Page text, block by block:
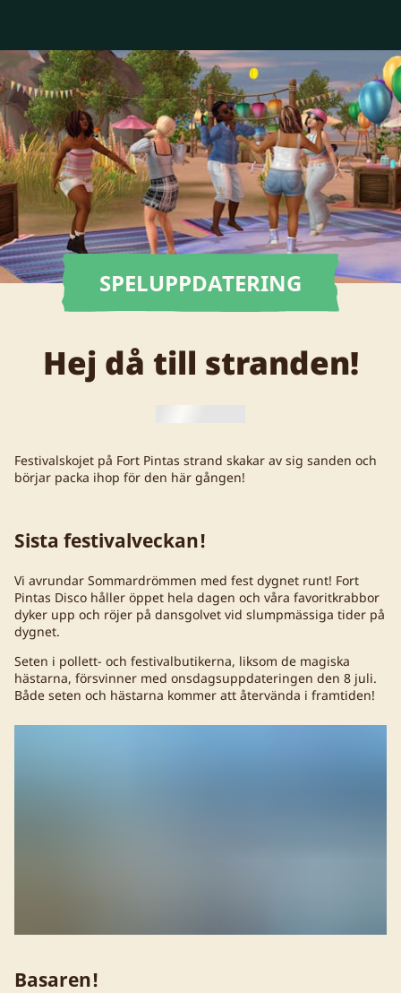
SPELUPPDATERING
Hej då till stranden!
Festivalskojet på Fort Pintas strand skakar av sig sanden och
börjar packa ihop för den här gången!
Sista festivalveckan!
Vi avrundar Sommardrömmen med fest dygnet runt! Fort
Pintas Disco håller öppet hela dagen och våra favoritkrabbor
dyker upp och röjer på dansgolvet vid slumpmässiga tider på
dygnet.
Seten i pollett- och festivalbutikerna, liksom de magiska
hästarna, försvinner med onsdagsuppdateringen den 8 juli.
Både seten och hästarna kommer att återvända i framtiden!
Basaren!